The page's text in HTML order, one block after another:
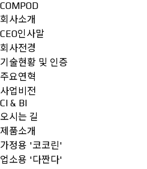
COMPOD
회사소개
CEO인사말
회사전경
기술현황 및 인증
주요연혁
사업비전
CI & BI
오시는 길
제품소개
가정용 '코코린'
업소용 '다짠다'